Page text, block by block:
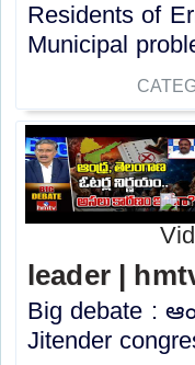
Residents of
Municipal
leader |
Big debate :
Jitender